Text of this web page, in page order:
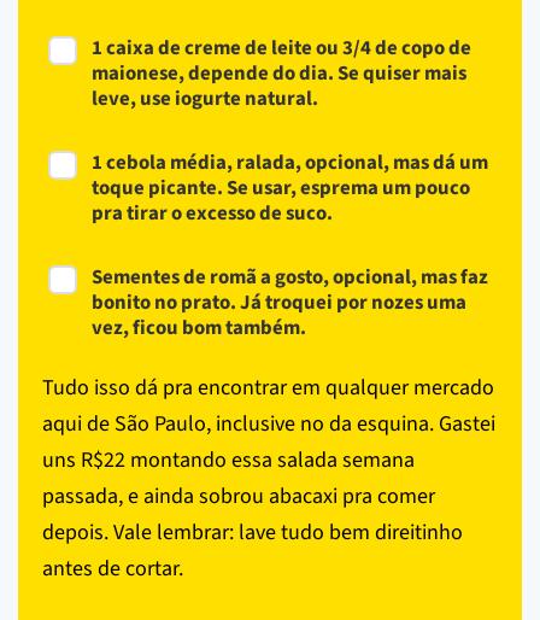
1 caixa de creme de leite ou 3/4 de copo de
maionese, depende do dia. Se quiser mais
leve, use iogurte natural.
1 cebola média, ralada, opcional, mas dá um
toque picante. Se usar, esprema um pouco
pra tirar o excesso de suco.
Sementes de romã a gosto, opcional, mas faz
bonito no prato. Já troquei por nozes uma
vez, ficou bom também.
Tudo isso dá pra encontrar em qualquer mercado
aqui de São Paulo, inclusive no da esquina. Gastei
uns R$22 montando essa salada semana
passada, e ainda sobrou abacaxi pra comer
depois. Vale lembrar: lave tudo bem direitinho
antes de cortar.